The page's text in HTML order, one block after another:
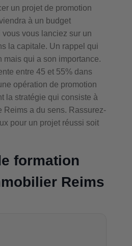
un projet de promotion
à un budget
vous lanciez sur un
la capitale. Un rappel qui
mais qui a son importance.
entre 45 et 55% dans
opération de promotion
la stratégie qui consiste à
Reims a du sens. Rassurez-
pour un projet réussi soit
formation
Reims